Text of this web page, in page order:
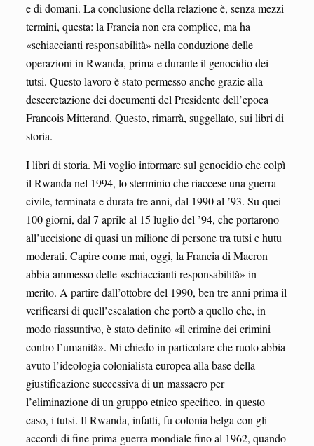
e di domani. La conclusione della relazione è, senza mezzi
termini, questa: la Francia non era complice, ma ha
«schiaccianti responsabilità» nella conduzione delle
operazioni in Rwanda, prima e durante il genocidio dei
tutsi. Questo lavoro è stato permesso anche grazie alla
desecretazione dei documenti del Presidente dell’epoca
Francois Mitterand. Questo, rimarrà, suggellato, sui libri di
storia.
I libri di storia. Mi voglio informare sul genocidio che colpì
il Rwanda nel 1994, lo sterminio che riaccese una guerra
civile, terminata e durata tre anni, dal 1990 al ’93. Su quei
100 giorni, dal 7 aprile al 15 luglio del ’94, che portarono
all’uccisione di quasi un milione di persone tra tutsi e hutu
moderati. Capire come mai, oggi, la Francia di Macron
abbia ammesso delle «schiaccianti responsabilità» in
merito. A partire dall’ottobre del 1990, ben tre anni prima il
verificarsi di quell’escalation che portò a quello che, in
modo riassuntivo, è stato definito «il crimine dei crimini
contro l’umanità». Mi chiedo in particolare che ruolo abbia
avuto l’ideologia colonialista europea alla base della
giustificazione successiva di un massacro per
l’eliminazione di un gruppo etnico specifico, in questo
caso, i tutsi. Il Rwanda, infatti, fu colonia belga con gli
accordi di fine prima guerra mondiale fino al 1962, quando